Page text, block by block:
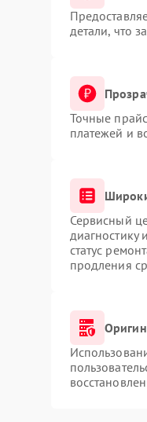
детали, что
Точные
платежей и
Сервисный
диагностику
статус
продления